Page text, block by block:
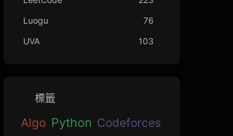
Luogu
76
UVA
103
標籤
Algo Python Codeforces